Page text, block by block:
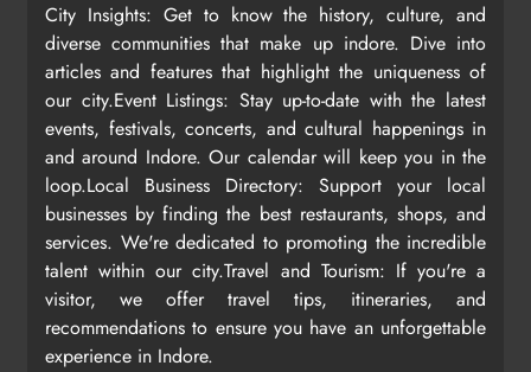
City Insights: Get to know the history, culture, and
diverse communities that make up indore. Dive into
articles and features that highlight the uniqueness of
our city.Event Listings: Stay up-to-date with the latest
events, festivals, concerts, and cultural happenings in
and around Indore. Our calendar will keep you in the
loop.Local Business Directory: Support your local
businesses by finding the best restaurants, shops, and
services. We're dedicated to promoting the incredible
talent within our city.Travel and Tourism: If you're a
visitor, we offer travel tips, itineraries, and
recommendations to ensure you have an unforgettable
experience in Indore.